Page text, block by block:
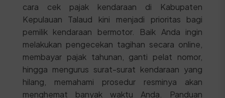
cara cek pajak kendaraan di Kabupaten
Kepulauan Talaud kini menjadi prioritas bagi
pemilik kendaraan bermotor. Baik Anda ingin
melakukan pengecekan tagihan secara online,
membayar pajak tahunan, ganti pelat nomor,
hingga mengurus surat-surat kendaraan yang
hilang, memahami prosedur resminya akan
menghemat banyak waktu Anda. Panduan